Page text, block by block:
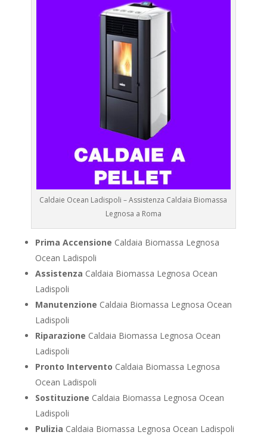
Caldaie Ocean Ladispoli – Assistenza Caldaia Biomassa
Legnosa a Roma
Prima Accensione Caldaia Biomassa Legnosa
Ocean Ladispoli
Assistenza Caldaia Biomassa Legnosa Ocean
Ladispoli
Manutenzione Caldaia Biomassa Legnosa Ocean
Ladispoli
Riparazione Caldaia Biomassa Legnosa Ocean
Ladispoli
Pronto Intervento Caldaia Biomassa Legnosa
Ocean Ladispoli
Sostituzione Caldaia Biomassa Legnosa Ocean
Ladispoli
Pulizia Caldaia Biomassa Legnosa Ocean Ladispoli